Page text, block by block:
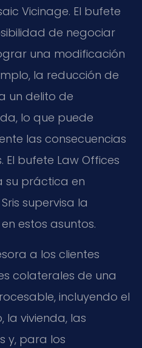
Vicinage. El bufete
de negociar
una modificación
la reducción de
un delito de
lo que puede
las consecuencias
bufete Law Offices
su práctica en
supervisa la
estos asuntos.
a los clientes
colaterales de una
incluyendo el
la vivienda, las
y, para los